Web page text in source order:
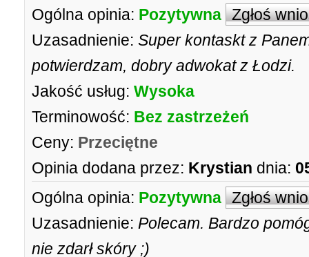
Ogólna opinia: Pozytywna Zgłoś
Uzasadnienie: Super kontaskt z
potwierdzam, dobry adwokat z Łodzi.
Jakość usług: Wysoka
Terminowość: Bez zastrzeżeń
Ceny: Przeciętne
Opinia dodana przez: Krystian dnia:
Ogólna opinia: Pozytywna Zgłoś
Uzasadnienie: Polecam. Bardzo
nie zdarł skóry ;)